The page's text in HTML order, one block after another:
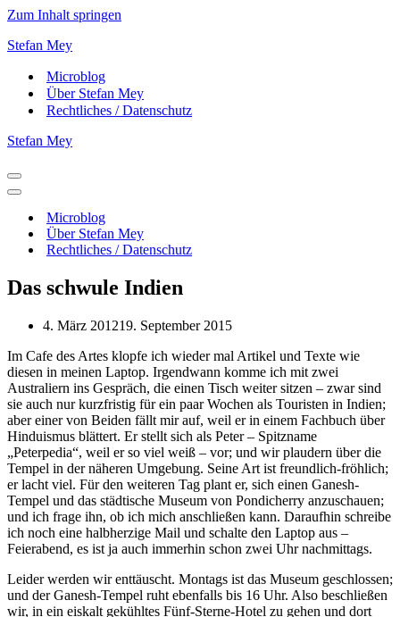
Zum Inhalt springen
Stefan Mey
Microblog
Über Stefan Mey
Rechtliches / Datenschutz
Stefan Mey
Navigationsmenü
Navigationsmenü
Microblog
Über Stefan Mey
Rechtliches / Datenschutz
Das schwule Indien
4. März 201219. September 2015
Im Cafe des Artes klopfe ich wieder mal Artikel und Texte wie
diesen in meinen Laptop. Irgendwann komme ich mit zwei
Australiern ins Gespräch, die einen Tisch weiter sitzen – zwar sind
sie auch nur kurzfristig für ein paar Wochen als Touristen in Indien;
aber einer von Beiden fällt mir auf, weil er in einem Fachbuch über
Hinduismus blättert. Er stellt sich als Peter – Spitzname
„Peterpedia“, weil er so viel weiß – vor; und wir plaudern über die
Tempel in der näheren Umgebung. Seine Art ist freundlich-fröhlich;
er lacht viel. Für den weiteren Tag plant er, sich einen Ganesh-
Tempel und das städtische Museum von Pondicherry anzuschauen;
und ich frage ihn, ob ich mich anschließen kann. Daraufhin schreibe
ich noch eine halbherzige Mail und schalte den Laptop aus –
Feierabend, es ist ja auch immerhin schon zwei Uhr nachmittags.
Leider werden wir enttäuscht. Montags ist das Museum geschlossen;
und der Ganesh-Tempel ruht ebenfalls bis 16 Uhr. Also beschließen
wir, in ein eiskalt gekühltes Fünf-Sterne-Hotel zu gehen und dort